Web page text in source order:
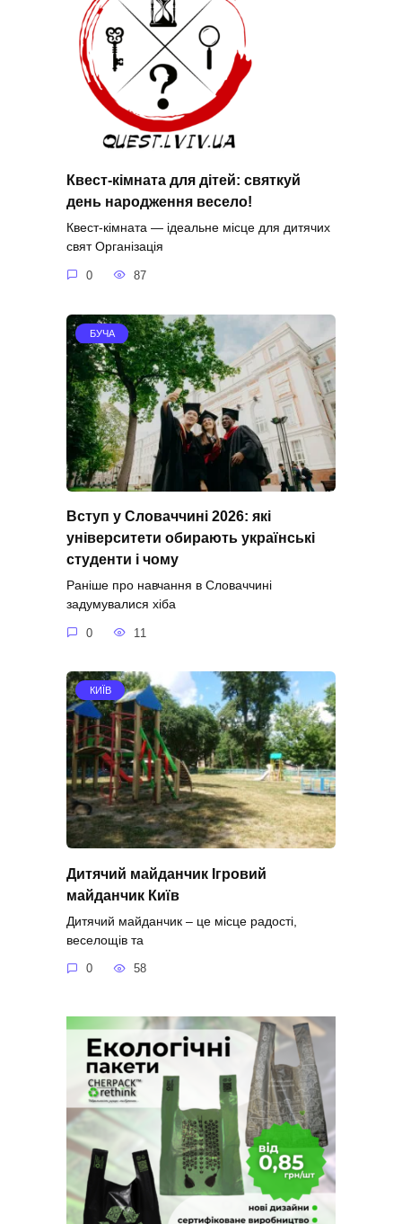
Квест-кімната для дітей: святкуй
день народження весело!
Квест-кімната — ідеальне місце для дитячих
свят Організація
0 87
БУЧА
Вступ у Словаччині 2026: які
університети обирають українські
студенти і чому
Раніше про навчання в Словаччині
задумувалися хіба
0 11
КИЇВ
Дитячий майданчик Ігровий
майданчик Київ
Дитячий майданчик – це місце радості,
веселощів та
0 58